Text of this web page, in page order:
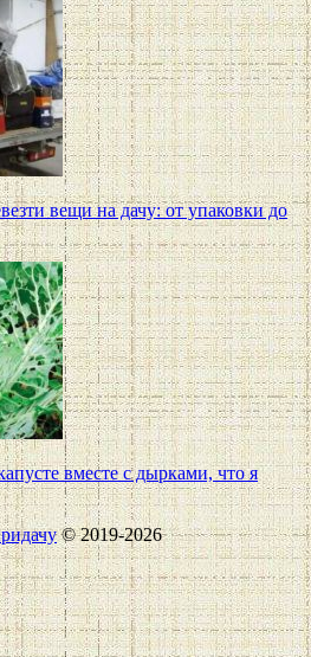
вещи на дачу: от упаковки до
вместе с дырками, что я
© 2019-2026